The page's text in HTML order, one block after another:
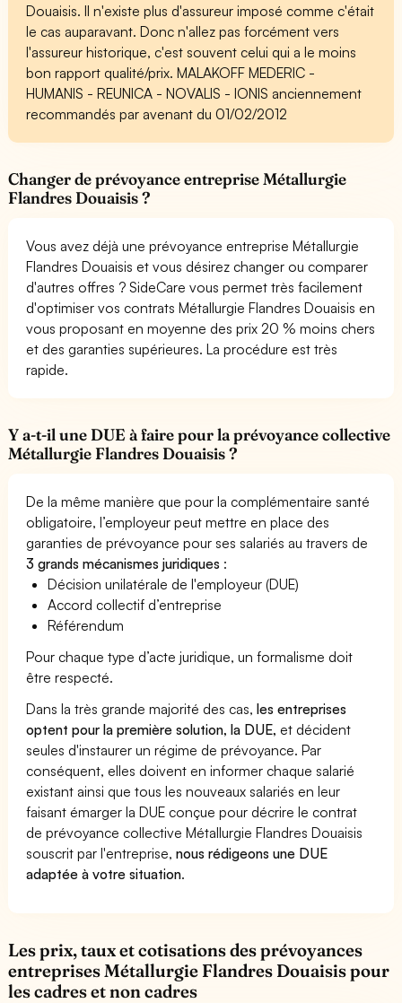
Douaisis. Il n'existe plus d'assureur imposé comme c'était
le cas auparavant. Donc n'allez pas forcément vers
l'assureur historique, c'est souvent celui qui a le moins
bon rapport qualité/prix. MALAKOFF MEDERIC -
HUMANIS - REUNICA - NOVALIS - IONIS anciennement
recommandés par avenant du 01/02/2012
Changer de prévoyance entreprise Métallurgie
Flandres Douaisis ?
Vous avez déjà une prévoyance entreprise Métallurgie
Flandres Douaisis et vous désirez changer ou comparer
d'autres offres ? SideCare vous permet très facilement
d'optimiser vos contrats Métallurgie Flandres Douaisis en
vous proposant en moyenne des prix 20 % moins chers
et des garanties supérieures. La procédure est très
rapide.
Y a-t-il une DUE à faire pour la prévoyance collective
Métallurgie Flandres Douaisis ?
De la même manière que pour la complémentaire santé
obligatoire, l’employeur peut mettre en place des
garanties de prévoyance pour ses salariés au travers de
3 grands mécanismes juridiques :
Décision unilatérale de l'employeur (DUE)
Accord collectif d’entreprise
Référendum
Pour chaque type d’acte juridique, un formalisme doit
être respecté.
Dans la très grande majorité des cas,les entreprises
optent pour la première solution, la DUE, et décident
seules d'instaurer un régime de prévoyance. Par
conséquent, elles doivent en informer chaque salarié
existant ainsi que tous les nouveaux salariés en leur
faisant émarger la DUE conçue pour décrire le contrat
de prévoyance collective Métallurgie Flandres Douaisis
souscrit par l'entreprise,nous rédigeons une DUE
adaptée à votre situation.
Les prix, taux et cotisations des prévoyances
entreprises Métallurgie Flandres Douaisis pour
les cadres et non cadres